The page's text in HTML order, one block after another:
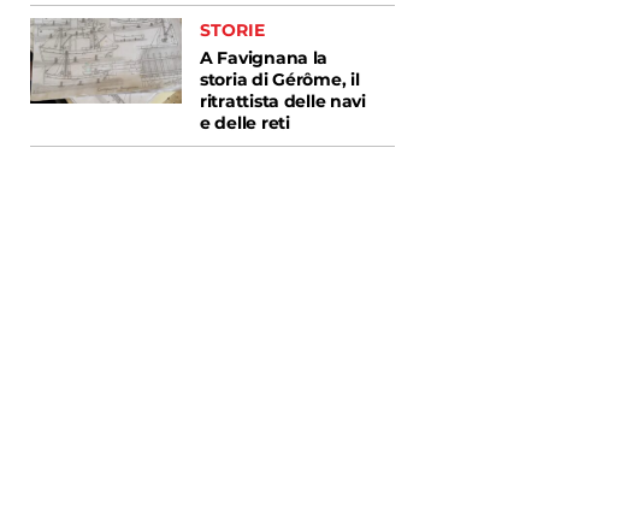
STORIE
A Favignana la
storia di Gérôme, il
ritrattista delle navi
e delle reti